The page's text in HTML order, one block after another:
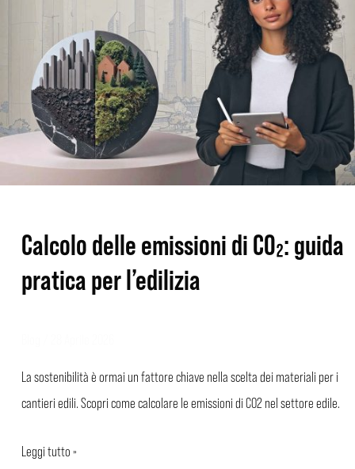
Calcolo delle emissioni di CO₂: guida
pratica per l’edilizia
La sostenibilità è ormai un fattore chiave nella scelta dei materiali per i
cantieri edili. Scopri come calcolare le emissioni di CO2 nel settore edile.
guida
pratica
per
l’edilizia
Leggi tutto »